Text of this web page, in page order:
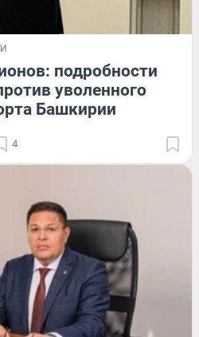
подробности
уволенного
Башкирии
4